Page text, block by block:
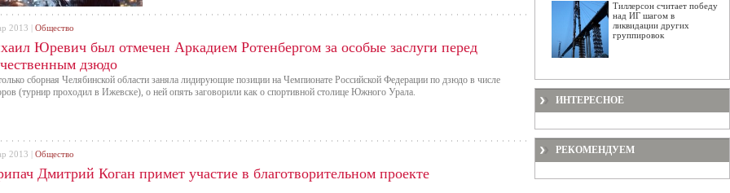
Юревич был отмечен Аркадием Ротенбергом за особые заслуги перед
дзюдо
сборная Челябинской области заняла лидирующие позиции на Чемпионате Российской Федерации по дзюдо в числе
(турнир проходил в Ижевске), о ней опять заговорили как о спортивной столице Южного Урала.
2013 | Общество
Дмитрий Коган примет участие в благотворительном проекте
2013 | Общество
Тиллерсон считает победу
над ИГ шагом в
ликвидации других
группировок
ИНТЕРЕСНОЕ
РЕКОМЕНДУЕМ